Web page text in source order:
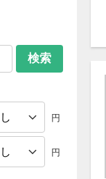
検索
円
円